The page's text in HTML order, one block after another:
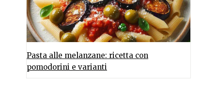
Pasta alle melanzane: ricetta con
pomodorini e varianti